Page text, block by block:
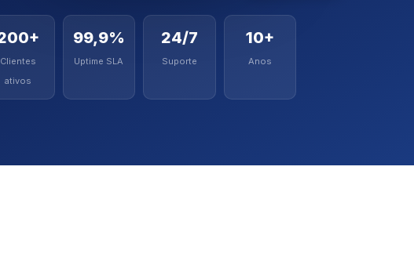
Clientes
ativos
99,9%
Uptime SLA
24/7
Suporte
10+
Anos